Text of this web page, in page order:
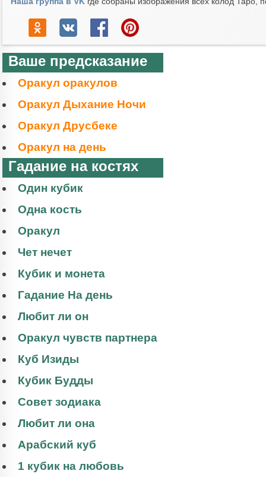
Ваше предсказание
Оракул оракулов
Оракул Дыхание Ночи
Оракул Друсбеке
Оракул на день
Гадание на костях
Один кубик
Одна кость
Оракул
Чет нечет
Кубик и монета
Гадание На день
Любит ли он
Оракул чувств партнера
Куб Изиды
Кубик Будды
Совет зодиака
Любит ли она
Арабский куб
1 кубик на любовь